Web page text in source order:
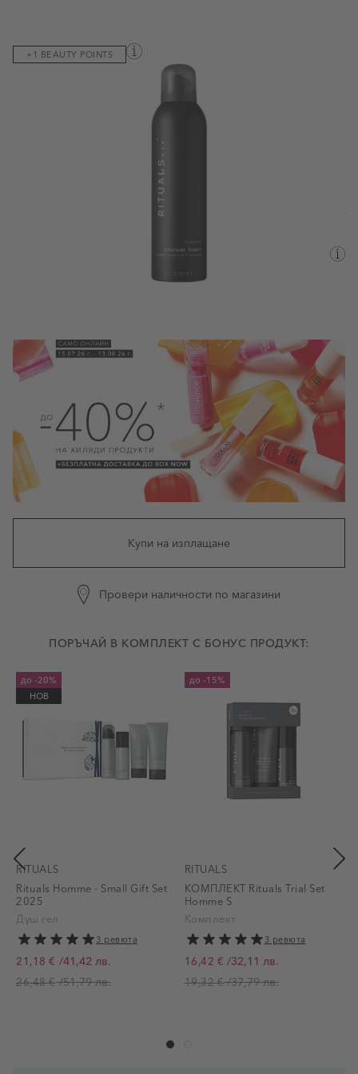
View larger image
+1 BEAUTY POINTS
/18,52 лв.
вторник, 11 август - сряда, 12 август
Купи на изплащане
Провери наличности по магазини
ПОРЪЧАЙ В КОМПЛЕКТ С БОНУС ПРОДУКТ:
до -20%
НОВ
RITUALS
Rituals Homme - Small Gift Set
2025
Душ гел
3 ревюта
Промо цена
21,18 € /41,42 лв.
26,48 €/51,79 лв.
до -15%
RITUALS
КОМПЛЕКТ Rituals Trial Set
Homme S
Комплект
3 ревюта
Промо цена
16,42 € /32,11 лв.
19,32 €/37,79 лв.